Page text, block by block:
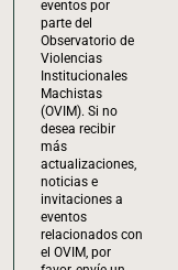
eventos por
parte del
Observatorio de
Violencias
Institucionales
Machistas
(OVIM). Si no
desea recibir
más
actualizaciones,
noticias e
invitaciones a
eventos
relacionados con
el OVIM, por